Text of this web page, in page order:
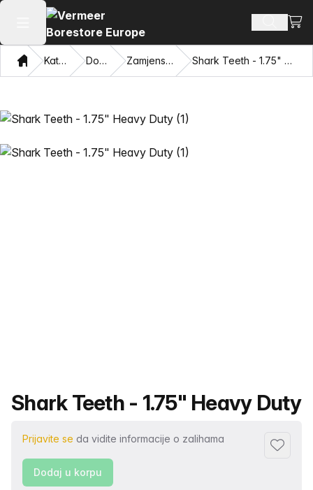
Otvori glavni meni Pretraži
Dom Katalog Dodaci Zamjenski zubi Shark Teeth - 1.75" Heavy Duty
Naziv proizvoda
Shark Teeth - 1.75" Heavy Duty
Prijavite se da vidite informacije o zalihama
Dodaj
Dodaj u korpu